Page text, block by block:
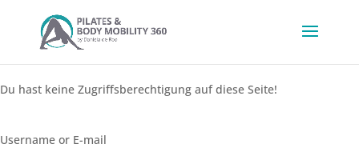
Du hast keine Zugriffsberechtigung auf diese Seite!
Username or E-mail